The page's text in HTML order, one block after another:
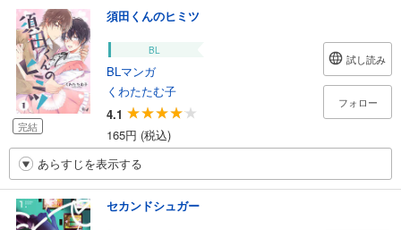
完結
須田くんのヒミツ
BL
BLマンガ
くわたたむ子
4.1
165円 (税込)
試し読み
フォロー
あらすじを表示する
セカンドシュガー